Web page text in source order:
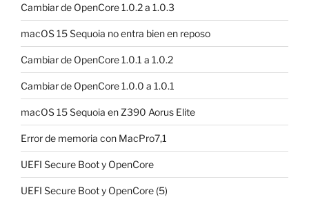
Cambiar de OpenCore 1.0.2 a 1.0.3
macOS 15 Sequoia no entra bien en reposo
Cambiar de OpenCore 1.0.1 a 1.0.2
Cambiar de OpenCore 1.0.0 a 1.0.1
macOS 15 Sequoia en Z390 Aorus Elite
Error de memoria con MacPro7,1
UEFI Secure Boot y OpenCore
UEFI Secure Boot y OpenCore (5)